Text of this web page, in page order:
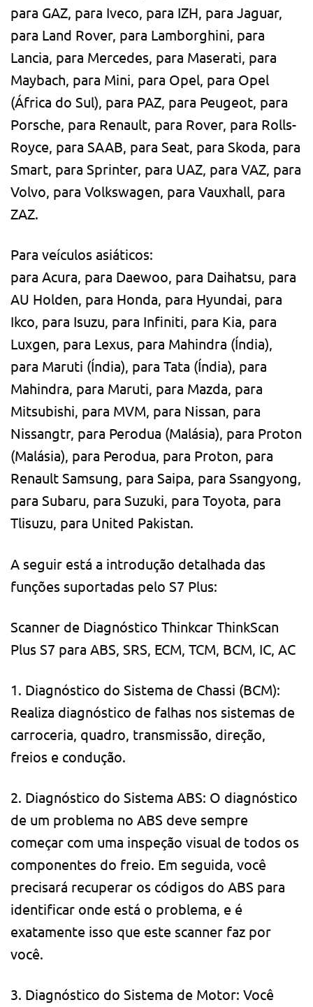
para GAZ, para Iveco, para IZH, para Jaguar,
para Land Rover, para Lamborghini, para
Lancia, para Mercedes, para Maserati, para
Maybach, para Mini, para Opel, para Opel
(África do Sul), para PAZ, para Peugeot, para
Porsche, para Renault, para Rover, para Rolls-
Royce, para SAAB, para Seat, para Skoda, para
Smart, para Sprinter, para UAZ, para VAZ, para
Volvo, para Volkswagen, para Vauxhall, para
ZAZ.
Para veículos asiáticos:
para Acura, para Daewoo, para Daihatsu, para
AU Holden, para Honda, para Hyundai, para
Ikco, para Isuzu, para Infiniti, para Kia, para
Luxgen, para Lexus, para Mahindra (Índia),
para Maruti (Índia), para Tata (Índia), para
Mahindra, para Maruti, para Mazda, para
Mitsubishi, para MVM, para Nissan, para
Nissangtr, para Perodua (Malásia), para Proton
(Malásia), para Perodua, para Proton, para
Renault Samsung, para Saipa, para Ssangyong,
para Subaru, para Suzuki, para Toyota, para
Tlisuzu, para United Pakistan.
A seguir está a introdução detalhada das
funções suportadas pelo S7 Plus:
Scanner de Diagnóstico Thinkcar ThinkScan
Plus S7 para ABS, SRS, ECM, TCM, BCM, IC, AC
1. Diagnóstico do Sistema de Chassi (BCM):
Realiza diagnóstico de falhas nos sistemas de
carroceria, quadro, transmissão, direção,
freios e condução.
2. Diagnóstico do Sistema ABS: O diagnóstico
de um problema no ABS deve sempre
começar com uma inspeção visual de todos os
componentes do freio. Em seguida, você
precisará recuperar os códigos do ABS para
identificar onde está o problema, e é
exatamente isso que este scanner faz por
você.
3. Diagnóstico do Sistema de Motor: Você